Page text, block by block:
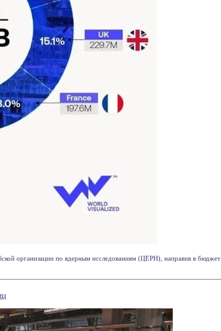
организации по ядерным исследованиям (ЦЕРН), направив в бюджет